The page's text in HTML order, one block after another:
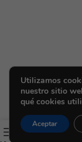
Utilizamos
nuestro sitio
qué cookies
Aceptar